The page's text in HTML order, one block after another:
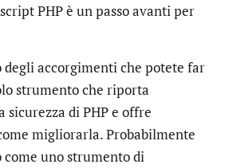
PHP è un passo avanti per
degli accorgimenti che potete far
strumento che riporta
di PHP e offre
migliorarla. Probabilmente
uno strumento di